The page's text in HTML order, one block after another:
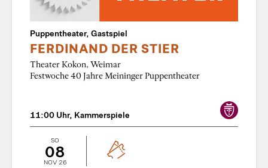
Puppentheater, Gastspiel
FERDINAND DER STIER
Theater Kokon, Weimar
Festwoche 40 Jahre Meininger Puppentheater
11:00 Uhr, Kammerspiele
SO
08
NOV 26